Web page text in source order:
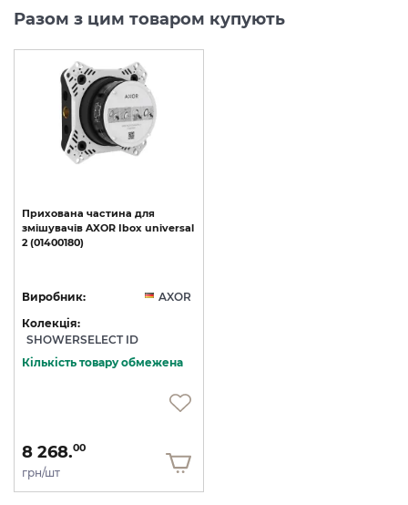
Разом з цим товаром купують
Прихована частина для
змішувачів AXOR Ibox universal
2 (01400180)
Виробник:
AXOR
Колекція:
SHOWERSELECT ID
Кількість товару обмежена
8 268.00
грн/шт